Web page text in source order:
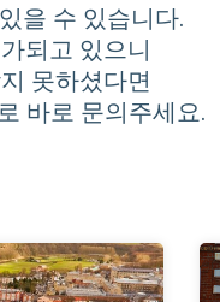
을 수 있습니다.
되고 있으니
못하셨다면
바로 문의주세요.